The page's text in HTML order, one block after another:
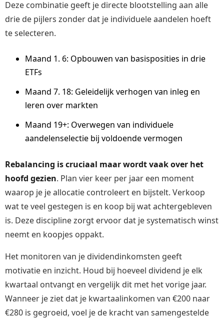
Deze combinatie geeft je directe blootstelling aan alle
drie de pijlers zonder dat je individuele aandelen hoeft
te selecteren.
Maand 1. 6: Opbouwen van basisposities in drie
ETFs
Maand 7. 18: Geleidelijk verhogen van inleg en
leren over markten
Maand 19+: Overwegen van individuele
aandelenselectie bij voldoende vermogen
Rebalancing is cruciaal maar wordt vaak over het
hoofd gezien. Plan vier keer per jaar een moment
waarop je je allocatie controleert en bijstelt. Verkoop
wat te veel gestegen is en koop bij wat achtergebleven
is. Deze discipline zorgt ervoor dat je systematisch winst
neemt en koopjes oppakt.
Het monitoren van je dividendinkomsten geeft
motivatie en inzicht. Houd bij hoeveel dividend je elk
kwartaal ontvangt en vergelijk dit met het vorige jaar.
Wanneer je ziet dat je kwartaalinkomen van €200 naar
€280 is gegroeid, voel je de kracht van samengestelde